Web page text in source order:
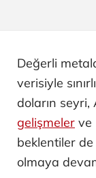
Değerli
verisiyle
doların seyri,
gelişmeler ve
beklentiler de
olmaya